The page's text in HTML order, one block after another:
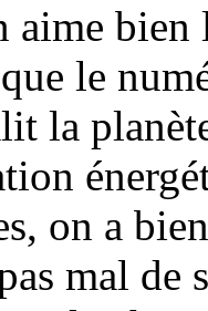
aime bien
le
la
on a
mal de